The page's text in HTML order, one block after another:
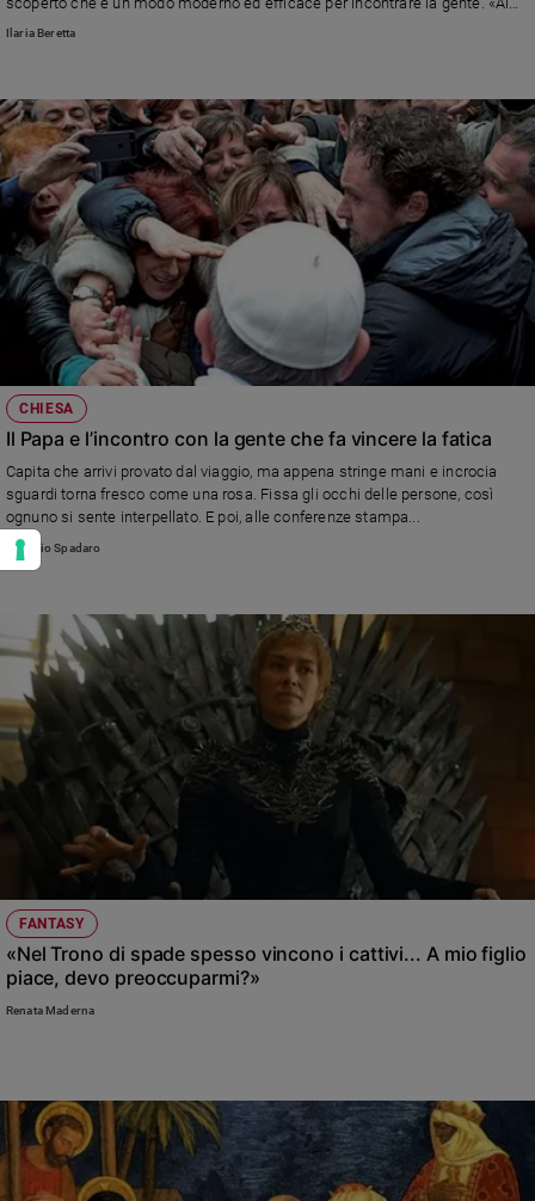
volante ho fatto di tutto: dalla direzione spirituale ai consigli matrimoniali»
Ilaria Beretta
CHIESA
Il Papa e l’incontro con la gente che fa vincere la fatica
Capita che arrivi provato dal viaggio, ma appena stringe mani e incrocia
sguardi torna fresco come una rosa. Fissa gli occhi delle persone, così
ognuno si sente interpellato. E poi, alle conferenze stampa...
Antonio Spadaro
FANTASY
«Nel Trono di spade spesso vincono i cattivi... A mio figlio
piace, devo preoccuparmi?»
Renata Maderna